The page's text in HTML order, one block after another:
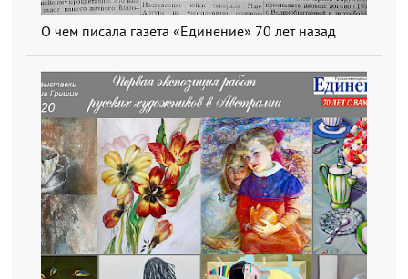
О чем писала газета «Единение» 70 лет назад